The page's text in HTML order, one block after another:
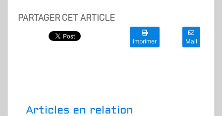
PARTAGER CET ARTICLE
Imprimer Mail
Articles en relation